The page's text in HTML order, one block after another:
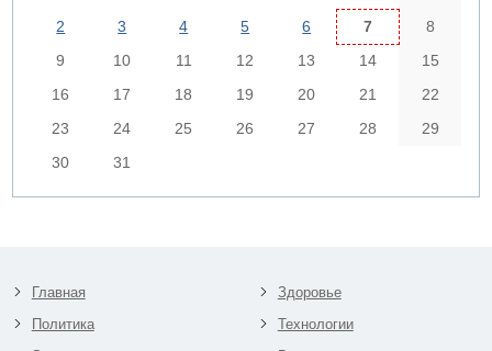
2
3 4 5 6 7
8
9
10 11 12 13 14
15
16
17 18 19 20 21
22
23
24 25 26 27 28
29
30
31
Главная
Политика
Здоровье
Технологии